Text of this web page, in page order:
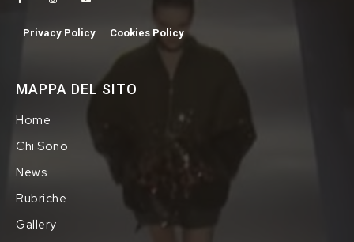
Privacy Policy Cookies Policy
MAPPA DEL SITO
Home
Chi Sono
News
Rubriche
Gallery